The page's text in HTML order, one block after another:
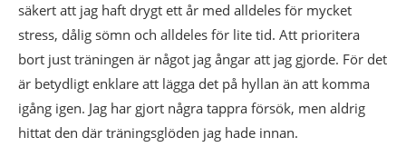
säkert att jag haft drygt ett år med alldeles för mycket
stress, dålig sömn och alldeles för lite tid. Att prioritera
bort just träningen är något jag ångar att jag gjorde. För det
är betydligt enklare att lägga det på hyllan än att komma
igång igen. Jag har gjort några tappra försök, men aldrig
hittat den där träningsglöden jag hade innan.